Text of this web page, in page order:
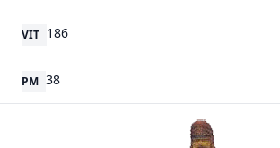
VIT 186
PM 38